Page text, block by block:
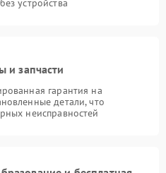
устройства
и запчасти
гарантия на
детали, что
неисправностей